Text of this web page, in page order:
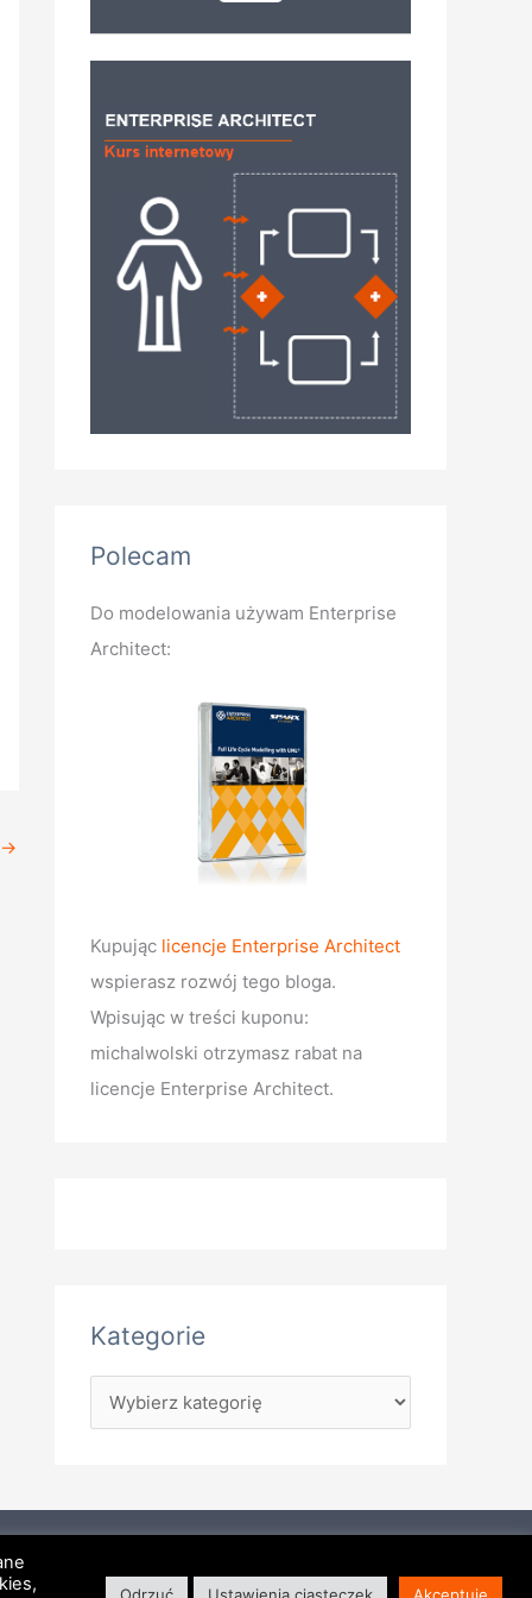
→
Polecam
Do modelowania używam Enterprise
Architect:
Kupując licencje Enterprise Architect
wspierasz rozwój tego bloga.
Wpisując w treści kuponu:
michalwolski otrzymasz rabat na
licencje Enterprise Architect.
Kategorie
Odrzuć Ustawienia ciasteczek Akceptuję